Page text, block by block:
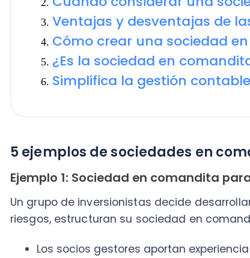
5 ejemplos de sociedades en
Ejemplo 1: Sociedad en comandita para
Un grupo de inversionistas decide desarrollar
riesgos, estructuran su sociedad en comandita
Los socios comanditarios financian el
pero no intervienen en la administración.
Este modelo permite a los comanditarios
invertido, mientras que los gestores asumen la